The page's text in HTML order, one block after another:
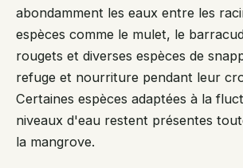
abondamment les eaux entre les
espèces comme le mulet, le
rougets et diverses espèces de
refuge et nourriture pendant leur
Certaines espèces adaptées à la
niveaux d'eau restent présentes
la mangrove.